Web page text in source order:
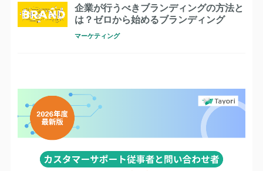
企業が行うべきブランディングの方法と
は？ゼロから始めるブランディング
マーケティング